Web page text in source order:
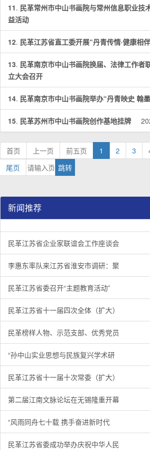
11. 民革常州市中山书画院与常州信息职业技
益活动
12. 民革江苏省直工委开展“丹青传情·健康相
13. 民革南京市中山书画院换届、法律工作者
立大会召开
14. 民革南京市中山书画院举办“丹青映史 翰
15. 民革苏州市中山书画院创作基地挂牌
首页 上一页 前五页 1 2 3
尾页
新闻推荐
民革江苏省企业家联谊会工作座谈会
1/3 李惠东率队来江苏省淮安市调研：聚
2/3 民革江苏省委召开“主题教育活动” 领
3/3
民革江苏省企业家联谊会工作座谈会
李惠东率队来江苏省淮安市调研：聚
民革江苏省委召开“主题教育活动”
民革江苏省十一届四次全体（扩大）
民革榜样人物、示范支部、优秀党员
“孙中山实业思想与民族复兴学术研
民革江苏省十一届十次常委（扩大）
第二届江南文脉论坛在无锡隆重开幕
“风雨同舟七十载 携手奋进新时代
民革江苏省委成功举办庆祝中华人民